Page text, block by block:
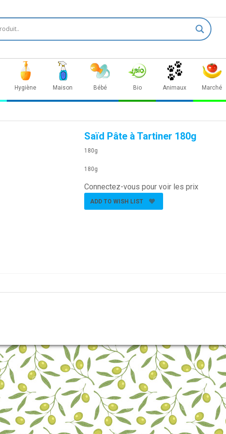
Hygiène Maison Bébé Bio Animaux Marché
Saïd Pâte à Tartiner 180g
180g
180g
Connectez-vous pour voir les prix
ADD TO WISH LIST